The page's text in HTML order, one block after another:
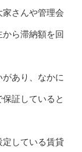
さんや管理会
ら滞納額を回
あり、なかに
証していると
している賃貸